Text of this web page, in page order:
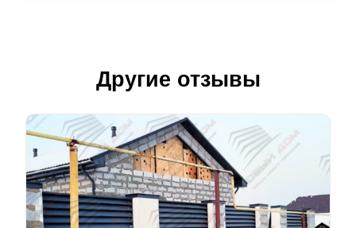
Другие отзывы